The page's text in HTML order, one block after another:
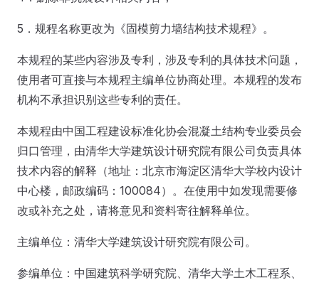
5．规程名称更改为《固模剪力墙结构技术规程》。
本规程的某些内容涉及专利，涉及专利的具体技术问题，
使用者可直接与本规程主编单位协商处理。本规程的发布
机构不承担识别这些专利的责任。
本规程由中国工程建设标准化协会混凝土结构专业委员会
归口管理，由清华大学建筑设计研究院有限公司负责具体
技术内容的解释（地址：北京市海淀区清华大学校内设计
中心楼，邮政编码：100084）。在使用中如发现需要修
改或补充之处，请将意见和资料寄往解释单位。
主编单位：清华大学建筑设计研究院有限公司。
参编单位：中国建筑科学研究院、清华大学土木工程系、